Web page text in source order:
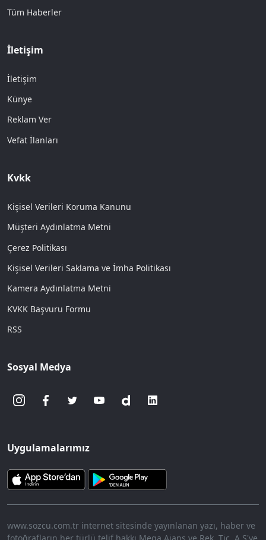
Tüm Haberler
İletişim
İletişim
Künye
Reklam Ver
Vefat İlanları
Kvkk
Kişisel Verileri Koruma Kanunu
Müşteri Aydınlatma Metni
Çerez Politikası
Kişisel Verileri Saklama ve İmha Politikası
Kamera Aydınlatma Metni
KVKK Başvuru Formu
RSS
Sosyal Medya
Uygulamalarımız
www.sozcu.com.tr internet sitesinde yayınlanan yazı, haber ve